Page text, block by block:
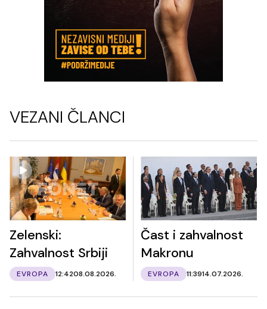
VEZANI ČLANCI
Zelenski:
Zahvalnost Srbiji
EVROPA 12:4208.08.2026.
Čast i zahvalnost
Makronu
EVROPA 11:3914.07.2026.